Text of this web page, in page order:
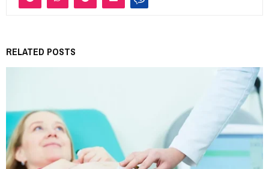
RELATED POSTS